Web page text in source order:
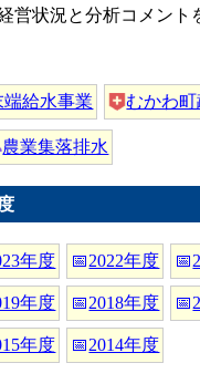
営状況と分析コメント
端給水事業 むかわ
農業集落排水
年度 📅2022年度 📅
年度 📅2018年度 📅
年度 📅2014年度